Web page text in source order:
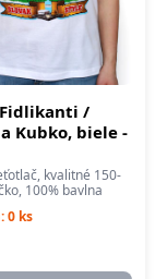
/
Kubko, biele -
kvalitné 150-
100% bavlna
0 ks